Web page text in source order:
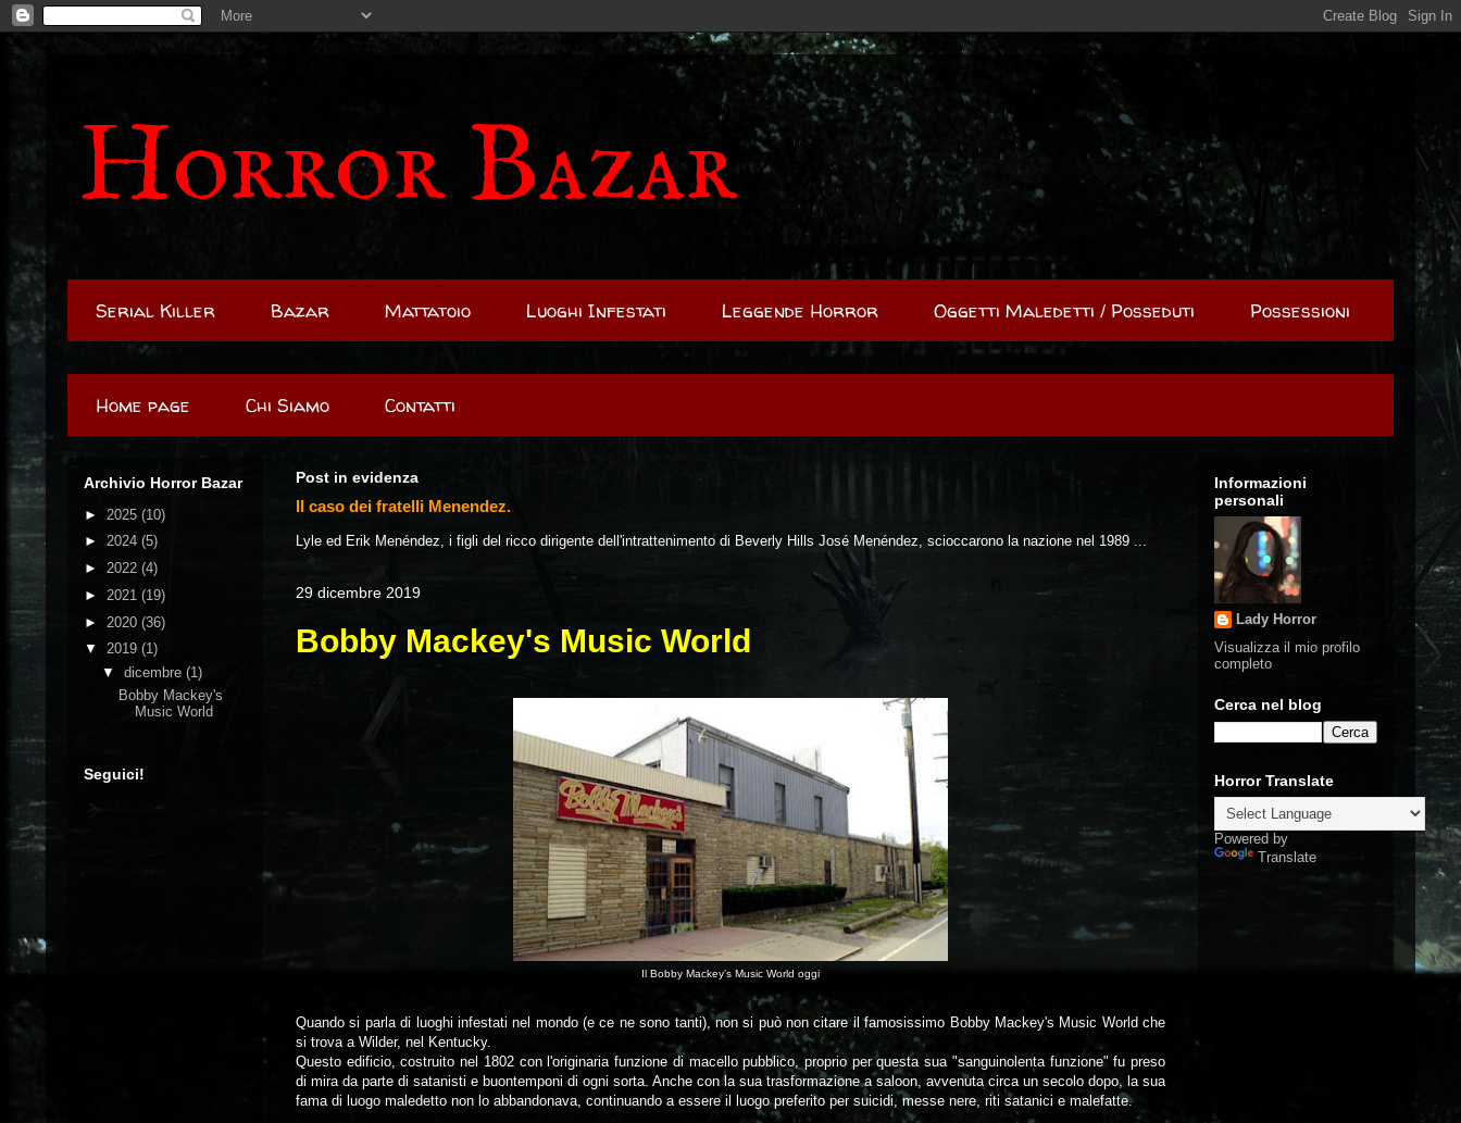
Horror Bazar
Serial Killer Bazar Mattatoio Luoghi Infestati Leggende Horror Oggetti Maledetti / Posseduti Possessioni
Home page Chi Siamo Contatti
Post in evidenza
Il caso dei fratelli Menendez.
Lyle ed Erik Menéndez, i figli del ricco dirigente dell'intrattenimento di Beverly Hills José Menéndez, scioccarono la nazione nel 1989 ...
29 dicembre 2019
Bobby Mackey's Music World
Il Bobby Mackey's Music World oggi
Quando si parla di luoghi infestati nel mondo (e ce ne sono tanti), non si può non citare il famosissimo Bobby Mackey's Music World che
si trova a Wilder, nel Kentucky.
Questo edificio, costruito nel 1802 con l'originaria funzione di macello pubblico, proprio per questa sua "sanguinolenta funzione" fu preso
di mira da parte di satanisti e buontemponi di ogni sorta. Anche con la sua trasformazione a saloon, avvenuta circa un secolo dopo, la sua
fama di luogo maledetto non lo abbandonava, continuando a essere il luogo preferito per suicidi, messe nere, riti satanici e malefatte.
Archivio Horror Bazar
► 2025 (10)
► 2024 (5)
► 2022 (4)
► 2021 (19)
► 2020 (36)
▼ 2019 (1)
▼ dicembre (1)
Bobby Mackey's
Music World
Seguici!
Informazioni
personali
Lady Horror
Visualizza il mio profilo
completo
Cerca nel blog
Horror Translate
Powered by
Translate